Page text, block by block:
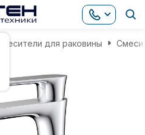
Смесители для раковины